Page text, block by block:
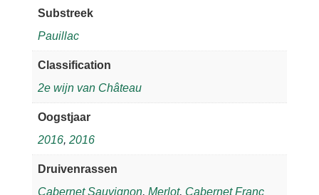
Substreek
Pauillac
Classification
2e wijn van Château
Oogstjaar
2016, 2016
Druivenrassen
Cabernet Sauvignon, Merlot, Cabernet Franc